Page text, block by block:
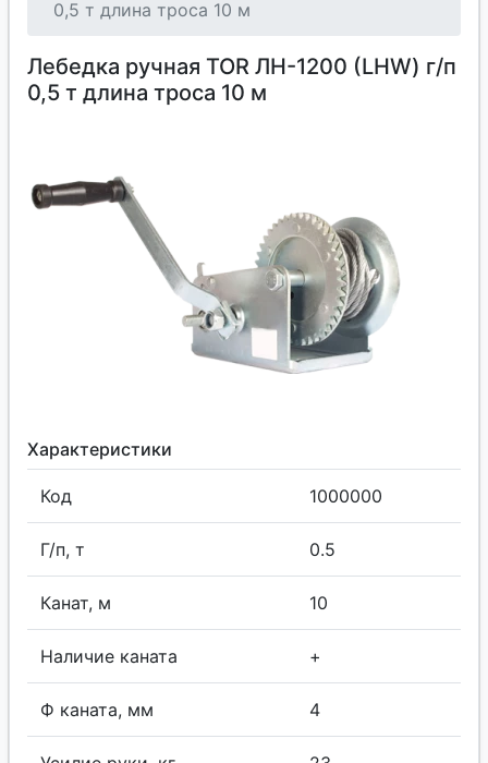
0,5 т длина троса 10 м
Лебедка ручная TOR ЛН-1200 (LHW) г/п
0,5 т длина троса 10 м
Характеристики
Код 1000000
Г/п, т 0.5
Канат, м 10
Наличие каната +
Ф каната, мм 4